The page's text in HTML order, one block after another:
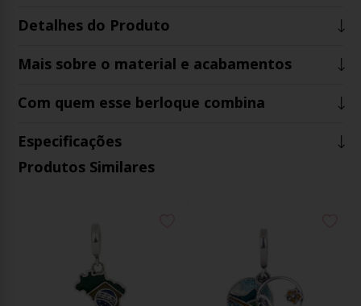
Detalhes do Produto
Mais sobre o material e acabamentos
Com quem esse berloque combina
Especificações
Produtos Similares